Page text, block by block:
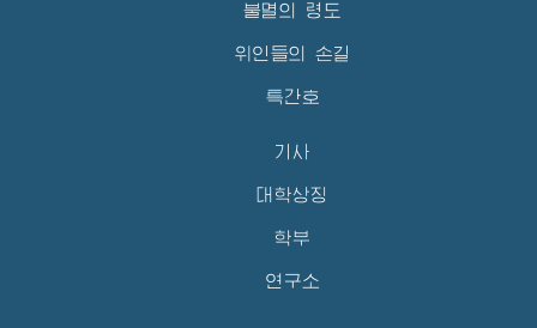
불멸의 령도
위인들의 손길
특간호
기사
대학상징
학부
연구소